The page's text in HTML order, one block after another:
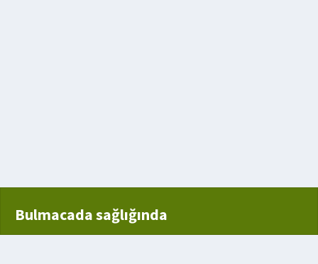
Bulmacada sağlığında